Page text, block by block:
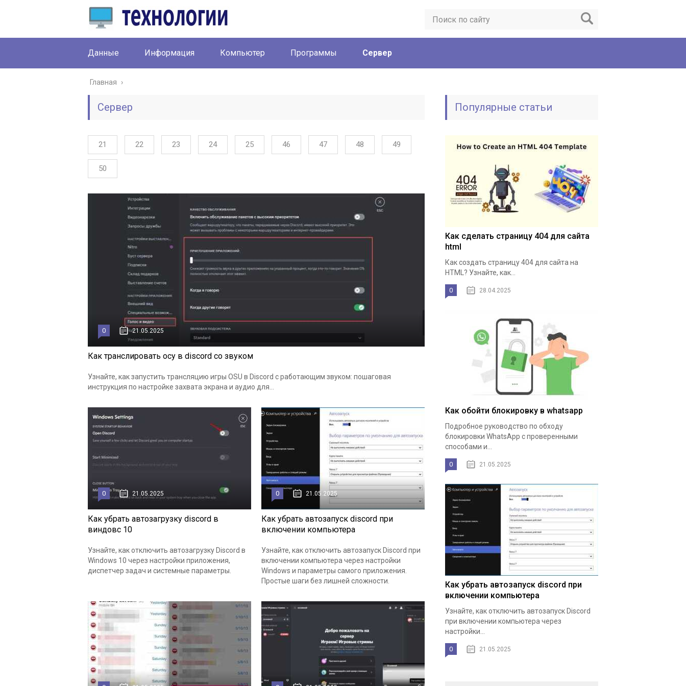
Данные Информация Компьютер Программы Сервер
Главная ›
Сервер
21 22 23 24 25 46 47 48 49
50
0 21.05.2025
Как транслировать осу в discord со звуком
Узнайте, как запустить трансляцию игры OSU в Discord с работающим звуком: пошаговая
инструкция по настройке захвата экрана и аудио для...
0 21.05.2025
Как убрать автозагрузку discord в
виндовс 10
Узнайте, как отключить автозагрузку Discord в
Windows 10 через настройки приложения,
диспетчер задач и системные параметры.
0 21.05.2025
Как убрать автозапуск discord при
включении компьютера
Узнайте, как отключить автозапуск Discord при
включении компьютера через настройки
Windows и параметры самого приложения.
Простые шаги без лишней сложности.
Популярные статьи
Как сделать страницу 404 для сайта
html
Как создать страницу 404 для сайта на
HTML? Узнайте, как...
0 28.04.2025
Как обойти блокировку в whatsapp
Подробное руководство по обходу
блокировки WhatsApp с проверенными
способами и...
0 21.05.2025
Как убрать автозапуск discord при
включении компьютера
Узнайте, как отключить автозапуск Discord
при включении компьютера через
настройки...
0 21.05.2025